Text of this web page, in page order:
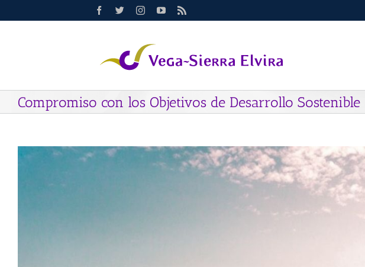
Facebook
TwitterInstagram
YouTube
Rss
Compromiso con los Objetivos de Desarrollo Sostenible